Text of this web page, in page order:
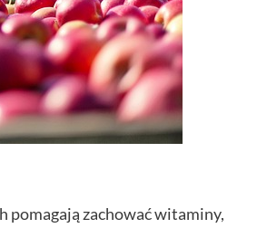
pomagają zachować witaminy,